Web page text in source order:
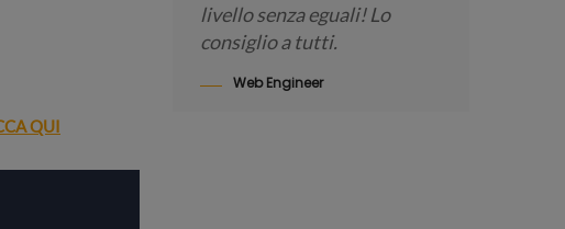
QUI
livello senza eguali! Lo
consiglio a tutti.
Web Engineer